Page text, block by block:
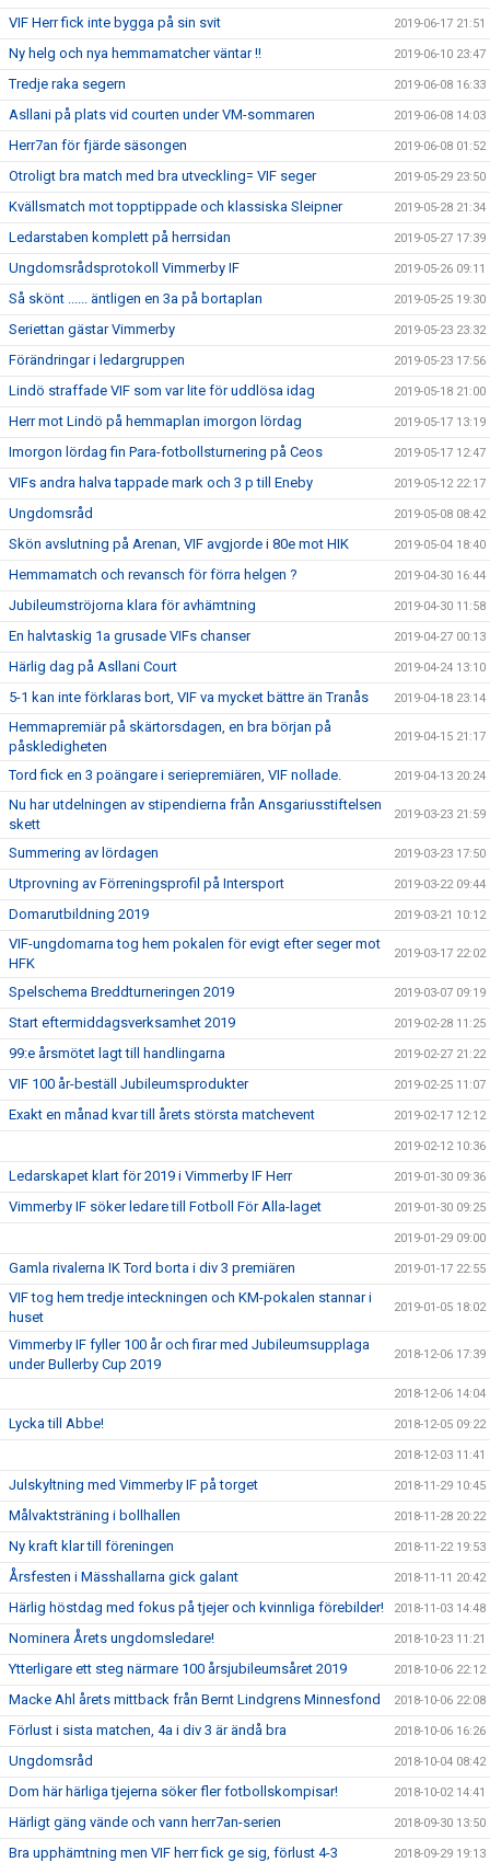
VIF Herr fick inte bygga på sin svit 2019-06-17 21:51
Ny helg och nya hemmamatcher väntar !! 2019-06-10 23:47
Tredje raka segern 2019-06-08 16:33
Asllani på plats vid courten under VM-sommaren 2019-06-08 14:03
Herr7an för fjärde säsongen 2019-06-08 01:52
Otroligt bra match med bra utveckling= VIF seger 2019-05-29 23:50
Kvällsmatch mot topptippade och klassiska Sleipner 2019-05-28 21:34
Ledarstaben komplett på herrsidan 2019-05-27 17:39
Ungdomsrådsprotokoll Vimmerby IF 2019-05-26 09:11
Så skönt ...... äntligen en 3a på bortaplan 2019-05-25 19:30
Seriettan gästar Vimmerby 2019-05-23 23:32
Förändringar i ledargruppen 2019-05-23 17:56
Lindö straffade VIF som var lite för uddlösa idag 2019-05-18 21:00
Herr mot Lindö på hemmaplan imorgon lördag 2019-05-17 13:19
Imorgon lördag fin Para-fotbollsturnering på Ceos 2019-05-17 12:47
VIFs andra halva tappade mark och 3 p till Eneby 2019-05-12 22:17
Ungdomsråd 2019-05-08 08:42
Skön avslutning på Arenan, VIF avgjorde i 80e mot HIK 2019-05-04 18:40
Hemmamatch och revansch för förra helgen ? 2019-04-30 16:44
Jubileumströjorna klara för avhämtning 2019-04-30 11:58
En halvtaskig 1a grusade VIFs chanser 2019-04-27 00:13
Härlig dag på Asllani Court 2019-04-24 13:10
5-1 kan inte förklaras bort, VIF va mycket bättre än Tranås 2019-04-18 23:14
Hemmapremiär på skärtorsdagen, en bra början på
påskledigheten
2019-04-15 21:17
Tord fick en 3 poängare i seriepremiären, VIF nollade. 2019-04-13 20:24
Nu har utdelningen av stipendierna från Ansgariusstiftelsen
skett
2019-03-23 21:59
Summering av lördagen 2019-03-23 17:50
Utprovning av Förreningsprofil på Intersport 2019-03-22 09:44
Domarutbildning 2019 2019-03-21 10:12
VIF-ungdomarna tog hem pokalen för evigt efter seger mot
HFK
2019-03-17 22:02
Spelschema Breddturneringen 2019 2019-03-07 09:19
Start eftermiddagsverksamhet 2019 2019-02-28 11:25
99:e årsmötet lagt till handlingarna 2019-02-27 21:22
VIF 100 år-beställ Jubileumsprodukter 2019-02-25 11:07
Exakt en månad kvar till årets största matchevent 2019-02-17 12:12
2019-02-12 10:36
Ledarskapet klart för 2019 i Vimmerby IF Herr 2019-01-30 09:36
Vimmerby IF söker ledare till Fotboll För Alla-laget 2019-01-30 09:25
2019-01-29 09:00
Gamla rivalerna IK Tord borta i div 3 premiären 2019-01-17 22:55
VIF tog hem tredje inteckningen och KM-pokalen stannar i
huset
2019-01-05 18:02
Vimmerby IF fyller 100 år och firar med Jubileumsupplaga
under Bullerby Cup 2019
2018-12-06 17:39
2018-12-06 14:04
Lycka till Abbe! 2018-12-05 09:22
2018-12-03 11:41
Julskyltning med Vimmerby IF på torget 2018-11-29 10:45
Målvaktsträning i bollhallen 2018-11-28 20:22
Ny kraft klar till föreningen 2018-11-22 19:53
Årsfesten i Mässhallarna gick galant 2018-11-11 20:42
Härlig höstdag med fokus på tjejer och kvinnliga förebilder! 2018-11-03 14:48
Nominera Årets ungdomsledare! 2018-10-23 11:21
Ytterligare ett steg närmare 100 årsjubileumsåret 2019 2018-10-06 22:12
Macke Ahl årets mittback från Bernt Lindgrens Minnesfond 2018-10-06 22:08
Förlust i sista matchen, 4a i div 3 är ändå bra 2018-10-06 16:26
Ungdomsråd 2018-10-04 08:42
Dom här härliga tjejerna söker fler fotbollskompisar! 2018-10-02 14:41
Härligt gäng vände och vann herr7an-serien 2018-09-30 13:50
Bra upphämtning men VIF herr fick ge sig, förlust 4-3 2018-09-29 19:13